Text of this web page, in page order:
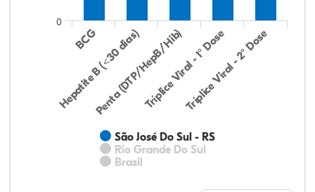
São José Do Sul - RS
Rio Grande Do Sul
Brasil
BCG
Hepatite B (<30 dias)
Penta (DTP/HepB/Hib)Tríplice Viral - 1° Dose
Tríplice Viral - 2° Dose
0